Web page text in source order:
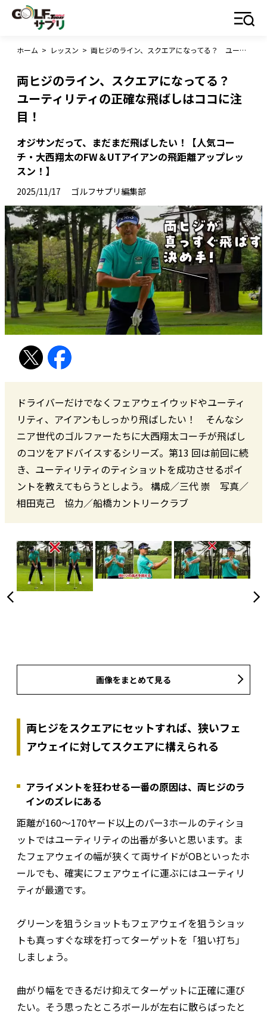
ホーム > レッスン > 両ヒジのライン、スクエアになってる？ ユーティリティの正確な飛ばしはココに注目！
両ヒジのライン、スクエアになってる？
ユーティリティの正確な飛ばしはココに注
目！
オジサンだって、まだまだ飛ばしたい！【人気コー
チ・大西翔太のFW＆UTアイアンの飛距離アップレッ
スン！】
2025/11/17 ゴルフサプリ編集部
ドライバーだけでなくフェアウェイウッドやユーティ
リティ、アイアンもしっかり飛ばしたい！ そんなシ
ニア世代のゴルファーたちに大西翔太コーチが飛ばし
のコツをアドバイスするシリーズ。第13 回は前回に続
き、ユーティリティのティショットを成功させるポイ
ントを教えてもらうとしよう。 構成／三代 崇 写真／
相田克己 協力／船橋カントリークラブ
画像をまとめて見る
両ヒジをスクエアにセットすれば、狭いフェ
アウェイに対してスクエアに構えられる
アライメントを狂わせる一番の原因は、両ヒジのラ
インのズレにある
距離が160～170ヤード以上のパー3ホールのティショ
ットではユーティリティの出番が多いと思います。ま
たフェアウェイの幅が狭くて両サイドがOBといったホ
ールでも、確実にフェアウェイに運ぶにはユーティリ
ティが最適です。
グリーンを狙うショットもフェアウェイを狙うショッ
トも真っすぐな球を打ってターゲットを「狙い打ち」
しましょう。
曲がり幅をできるだけ抑えてターゲットに正確に運び
たい。そう思ったところボールが左右に散らばったと